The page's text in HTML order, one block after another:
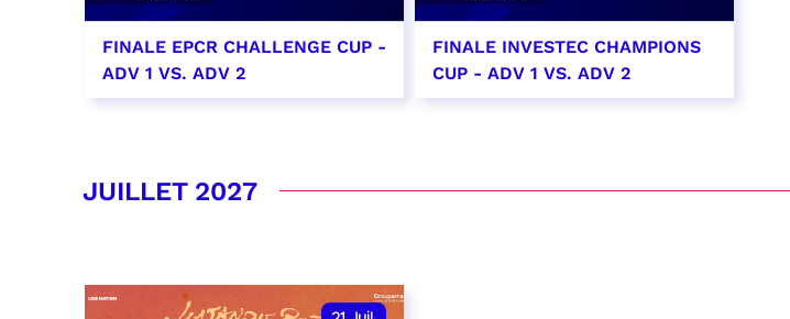
FINALE EPCR CHALLENGE CUP -
ADV 1 VS. ADV 2
RÉSERVER
FINALE INVESTEC CHAMPIONS
CUP - ADV 1 VS. ADV 2
RÉSERVER
JUILLET 2027